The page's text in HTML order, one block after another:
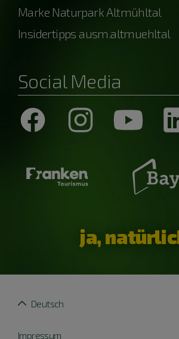
Marke Naturpark Altmühltal
Insidertipps ausm.altmuehltal
Social Media
ja,
Impressum
Deutsch